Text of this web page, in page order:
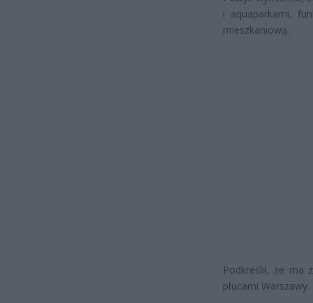
i aquaparkami,
mieszkaniową.
Podkreślił, że ma
płucami Warszawy.